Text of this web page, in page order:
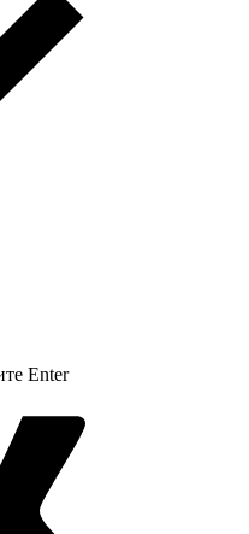
Enter